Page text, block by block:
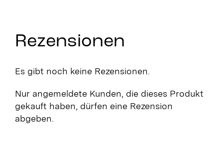
Rezensionen
Es gibt noch keine Rezensionen.
Nur angemeldete Kunden, die dieses Produkt
gekauft haben, dürfen eine Rezension
abgeben.